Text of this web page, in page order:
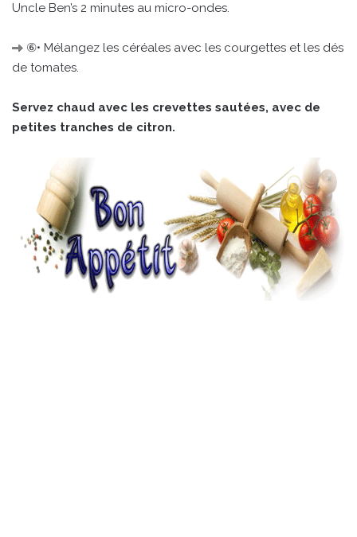
Uncle Ben’s 2 minutes au micro-ondes.
⑥• Mélangez les céréales avec les courgettes et les dés
de tomates.
Servez chaud avec les crevettes sautées, avec de
petites tranches de citron.